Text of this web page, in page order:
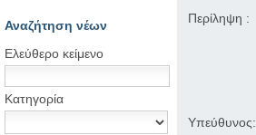
Αναζήτηση νέων
Ελεύθερο κείμενο
Κατηγορία
Περίληψη :
Υπεύθυνος: